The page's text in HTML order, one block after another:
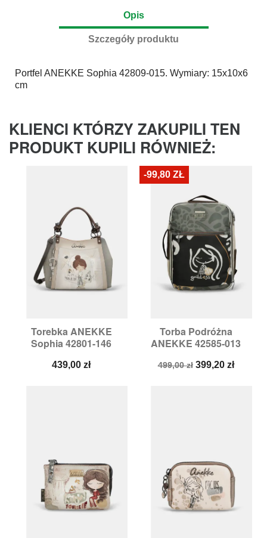
Opis
Szczegóły produktu
Portfel ANEKKE Sophia 42809-015. Wymiary: 15x10x6
cm
KLIENCI KTÓRZY ZAKUPILI TEN
PRODUKT KUPILI RÓWNIEŻ:
Torebka ANEKKE
Sophia 42801-146
Cena
439,00 zł
Torba Podróżna
ANEKKE 42585-013
Cena
499,00 zł Cena
399,20 zł
-99,80 ZŁ